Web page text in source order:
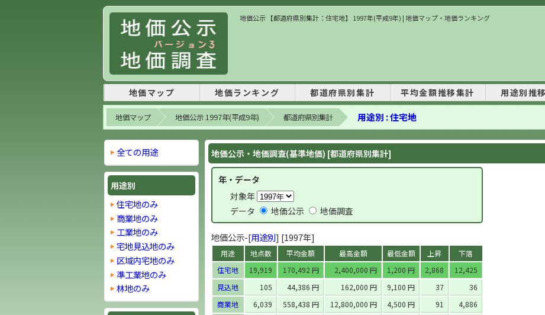
地価公示 【都道府県別集計：住宅地】 1997年(平成9年) | 地価マップ・地価ランキング
地価マップ 地価ランキング 都道府県別集計 平均金額推移集計 用途別推
地価マップ 地価公示 1997年(平成9年) 都道府県別集計 用途別 : 住宅地
地価公示・地価調査(基準地価) [都道府県別集計]
年・データ
対象年
データ
地価公示 地価調査
地価公示-[用途別] [1997年]
用途 地点数 平均金額 最高金額 最低金額 上昇
下落
住宅地
19,919 170,492 円 2,400,000 円 1,200 円 2,868
12,425
見込地
105 44,386 円 162,000 円 9,100 円 37
36
商業地
6,039 558,438 円 12,800,000 円 4,500 円 91
4,886
全ての用途
用途別
住宅地のみ
商業地のみ
工業地のみ
宅地見込地のみ
区域内宅地のみ
準工業地のみ
林地のみ